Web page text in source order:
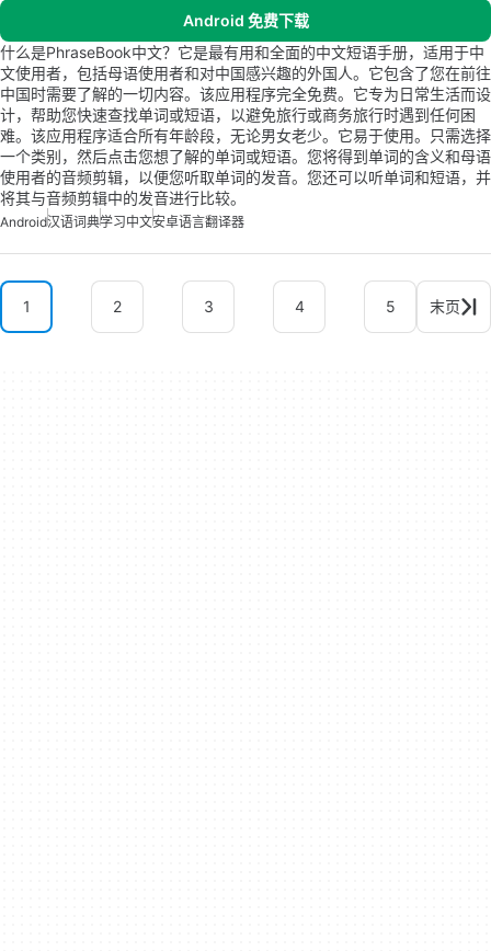
Android 免费下载
什么是PhraseBook中文？它是最有用和全面的中文短语手册，适用于中
文使用者，包括母语使用者和对中国感兴趣的外国人。它包含了您在前往
中国时需要了解的一切内容。该应用程序完全免费。它专为日常生活而设
计，帮助您快速查找单词或短语，以避免旅行或商务旅行时遇到任何困
难。该应用程序适合所有年龄段，无论男女老少。它易于使用。只需选择
一个类别，然后点击您想了解的单词或短语。您将得到单词的含义和母语
使用者的音频剪辑，以便您听取单词的发音。您还可以听单词和短语，并
将其与音频剪辑中的发音进行比较。
Android汉语词典学习中文安卓语言翻译器
1 2 3 4 5 末页